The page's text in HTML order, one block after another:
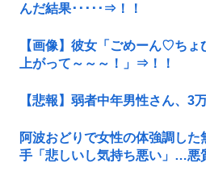
んだ結果･････⇒！！
【画像】彼女「ごめーん♡ち
上がって～～～！」⇒！！
【悲報】弱者中年男性さん、3
阿波おどりで女性の体強調した
手「悲しいし気持ち悪い」…悪